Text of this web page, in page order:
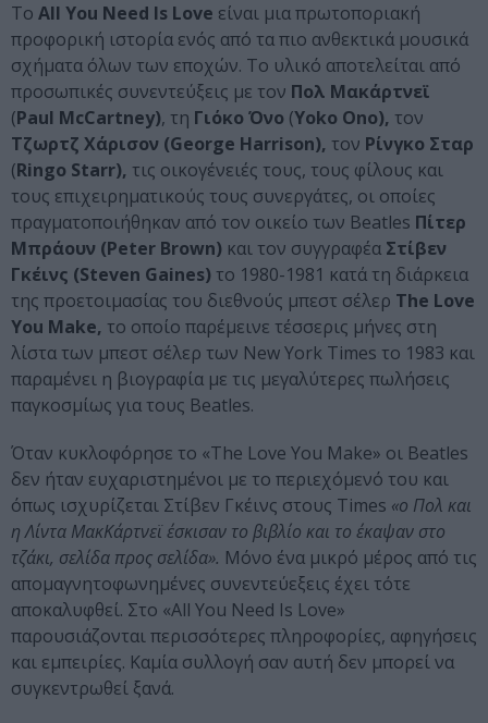
Το All You Need Is Love είναι μια πρωτοποριακή
προφορική ιστορία ενός από τα πιο ανθεκτικά μουσικά
σχήματα όλων των εποχών. Το υλικό αποτελείται από
προσωπικές συνεντεύξεις με τον Πολ Μακάρτνεϊ
(Paul McCartney), τη Γιόκο Όνο (Yoko Ono), τον
Τζωρτζ Χάρισον (George Harrison), τον Ρίνγκο Σταρ
(Ringo Starr), τις οικογένειές τους, τους φίλους και
τους επιχειρηματικούς τους συνεργάτες, οι οποίες
πραγματοποιήθηκαν από τον οικείο των Beatles Πίτερ
Μπράουν (Peter Brown) και τον συγγραφέα Στίβεν
Γκέινς (Steven Gaines) το 1980-1981 κατά τη διάρκεια
της προετοιμασίας του διεθνούς μπεστ σέλερ The Love
You Make, το οποίο παρέμεινε τέσσερις μήνες στη
λίστα των μπεστ σέλερ των New York Times το 1983 και
παραμένει η βιογραφία με τις μεγαλύτερες πωλήσεις
παγκοσμίως για τους Beatles.
Όταν κυκλοφόρησε το «The Love You Make» οι Beatles
δεν ήταν ευχαριστημένοι με το περιεχόμενό του και
όπως ισχυρίζεται Στίβεν Γκέινς στους Times «ο Πολ και
η Λίντα ΜακΚάρτνεϊ έσκισαν το βιβλίο και το έκαψαν στο
τζάκι, σελίδα προς σελίδα». Μόνο ένα μικρό μέρος από τις
απομαγνητοφωνημένες συνεντεύεξεις έχει τότε
αποκαλυφθεί. Στο «All You Need Is Love»
παρουσιάζονται περισσότερες πληροφορίες, αφηγήσεις
και εμπειρίες. Καμία συλλογή σαν αυτή δεν μπορεί να
συγκεντρωθεί ξανά.